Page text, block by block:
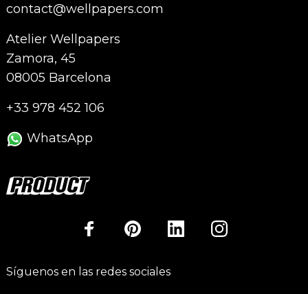
contact@wellpapers.com
Atelier Wellpapers
Zamora, 45
08005 Barcelona
+33 978 452 106
WhatsApp
Síguenos en las redes sociales